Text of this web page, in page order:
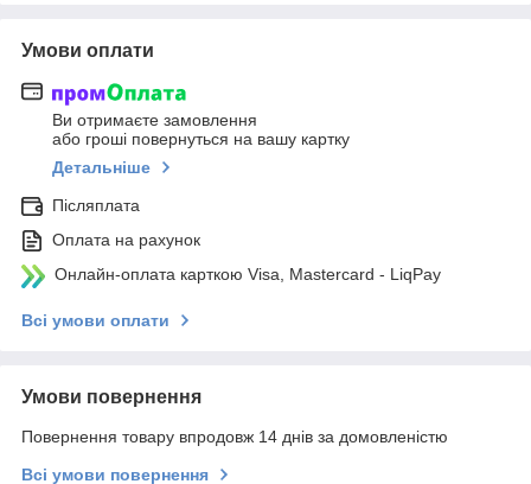
Умови оплати
Ви отримаєте замовлення
або гроші повернуться на вашу картку
Детальніше
Післяплата
Оплата на рахунок
Онлайн-оплата карткою Visa, Mastercard - LiqPay
Всі умови оплати
Умови повернення
Повернення товару впродовж 14 днів за домовленістю
Всі умови повернення